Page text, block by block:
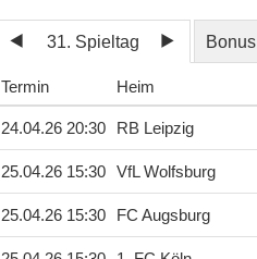
31. Spieltag Bonus
Termin Heim
24.04.26 20:30 RB Leipzig
25.04.26 15:30 VfL Wolfsburg
25.04.26 15:30 FC Augsburg